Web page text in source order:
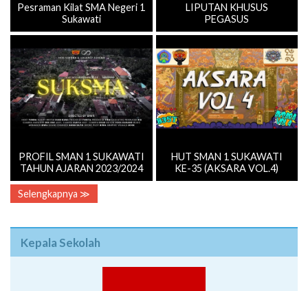
Pesraman Kilat SMA Negeri 1
Sukawati
LIPUTAN KHUSUS
PEGASUS
PROFIL SMAN 1 SUKAWATI
TAHUN AJARAN 2023/2024
HUT SMAN 1 SUKAWATI
KE-35 (AKSARA VOL.4)
Selengkapnya ≫
Kepala Sekolah